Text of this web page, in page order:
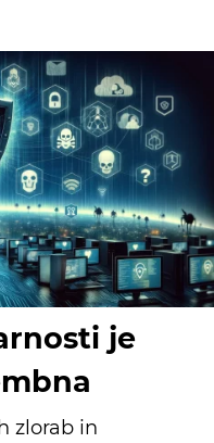
je
zlorab in